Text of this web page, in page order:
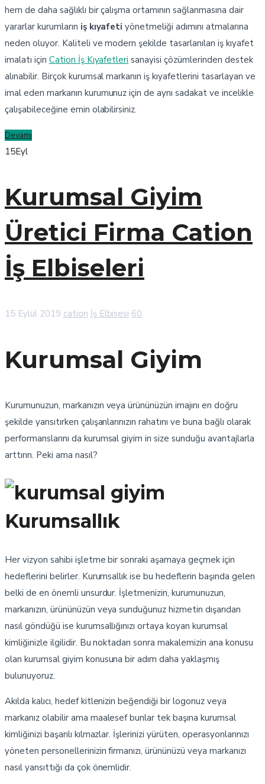
hem de daha sağlıklı bir çalışma ortamının sağlanmasına dair
yararlar kurumların iş kıyafeti yönetmeliği adımını atmalarına
neden oluyor. Kaliteli ve modern şekilde tasarlanılan iş kıyafet
imalatı için Cation İş Kıyafetleri sanayisi çözümlerinden destek
alınabilir. Birçok kurumsal markanın iş kıyafetlerini tasarlayan ve
imal eden markanın kurumunuz için de aynı sadakat ve incelikle
çalışabileceğine emin olabilirsiniz.
Devamı
15Eyl
Kurumsal Giyim
Üretici Firma Cation
İş Elbiseleri
15 Eylül 2019 cation İş Elbisesi 60
Kurumsal Giyim
Kurumunuzun, markanızın veya ürününüzün imajını en doğru
şekilde yansıtırken çalışanlarınızın rahatını ve buna bağlı olarak
performanslarını da kurumsal giyim in size sunduğu avantajlarla
arttırın. Peki ama nasıl?
Kurumsallık
Her vizyon sahibi işletme bir sonraki aşamaya geçmek için
hedeflerini belirler. Kurumsallık ise bu hedeflerin başında gelen
belki de en önemli unsurdur. İşletmenizin, kurumunuzun,
markanızın, ürününüzün veya sunduğunuz hizmetin dışarıdan
nasıl göndüğü ise kurumsallığınızı ortaya koyan kurumsal
kimliğinizle ilgilidir. Bu noktadan sonra makalemizin ana konusu
olan kurumsal giyim konusuna bir adım daha yaklaşmış
bulunuyoruz.
Akılda kalıcı, hedef kitlenizin beğendiği bir logonuz veya
markanız olabilir ama maalesef bunlar tek başına kurumsal
kimliğinizi başarılı kılmazlar. İşlerinizi yürüten, operasyonlarınızı
yöneten personellerinizin firmanızı, ürününüzü veya markanızı
nasıl yansıttığı da çok önemlidir.